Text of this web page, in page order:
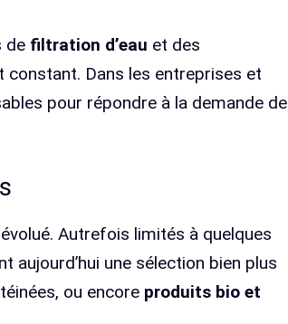
de filtration d’eau et des
Dans les entreprises et
pour répondre à la demande de
Autrefois limités à quelques
une sélection bien plus
ou encore produits bio et